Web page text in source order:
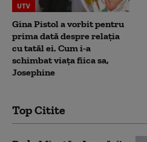
UTV
Gina Pistol a vorbit pentru
prima dată despre relația
cu tatăl ei. Cum i-a
schimbat viața fiica sa,
Josephine
Top Citite